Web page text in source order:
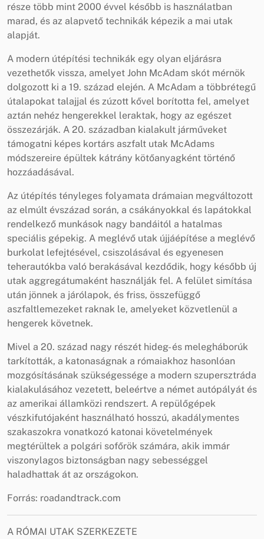
része több mint 2000 évvel később is használatban
marad, és az alapvető technikák képezik a mai utak
alapját.
A modern útépítési technikák egy olyan eljárásra
vezethetők vissza, amelyet John McAdam skót mérnök
dolgozott ki a 19. század elején. A McAdam a többrétegű
útalapokat talajjal és zúzott kővel borította fel, amelyet
aztán nehéz hengerekkel leraktak, hogy az egészet
összezárják. A 20. században kialakult járműveket
támogatni képes kortárs aszfalt utak McAdams
módszereire épültek kátrány kötőanyagként történő
hozzáadásával.
Az útépítés tényleges folyamata drámaian megváltozott
az elmúlt évszázad során, a csákányokkal és lapátokkal
rendelkező munkások nagy bandáitól a hatalmas
speciális gépekig. A meglévő utak újjáépítése a meglévő
burkolat lefejtésével, csiszolásával és egyenesen
teherautókba való berakásával kezdődik, hogy később új
utak aggregátumaként használják fel. A felület simítása
után jönnek a járólapok, és friss, összefüggő
aszfaltlemezeket raknak le, amelyeket közvetlenül a
hengerek követnek.
Mivel a 20. század nagy részét hideg- és melegháborúk
tarkították, a katonaságnak a rómaiakhoz hasonlóan
mozgósításának szükségessége a modern szupersztráda
kialakulásához vezetett, beleértve a német autópályát és
az amerikai államközi rendszert. A repülőgépek
vészkifutójaként használható hosszú, akadálymentes
szakaszokra vonatkozó katonai követelmények
megtérültek a polgári sofőrök számára, akik immár
viszonylagos biztonságban nagy sebességgel
haladhattak át az országokon.
Forrás: roadandtrack.com
A RÓMAI UTAK SZERKEZETE